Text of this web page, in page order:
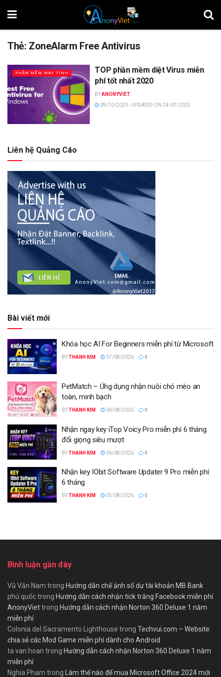
Thẻ: ZoneAlarm Free Antivirus
PHẦN MỀM MÁY TÍNH
TOP phần mềm diệt Virus miễn
phí tốt nhất 2020
BYANONYVIET
09/10/2020 - UPDATED ON 24/07/2025
Liên hệ Quảng Cáo
Bài viết mới
Khóa học AI For Beginners miễn phí từ Microsoft
BYTHANH KIM 07/08/2026 0
PetMatch – Ứng dụng nhận nuôi chó mèo an
toàn, minh bạch
BYTHANH KIM 06/08/2026 0
Nhận ngay key iTop Voicy Pro miễn phí 6 tháng
đổi giọng siêu mượt
BYTHANH KIM 06/08/2026 0
Nhận key IObit Software Updater 9 Pro miễn phí
6 tháng
BYTHANH KIM 05/08/2026 0
Bình luận gần đây
Vũ Văn Nam trong Hướng dẫn chế ảnh số dư tài khoản MB Bank
phú quốctrong Hướng dẫn cách nhận tick trắng Facebook miễn phí
AnonyViettrong Hướng dẫn cách nhận Norton 360 Deluxe 1 năm
miễn phí
Colonia del Sacramento Lighthouse trong Techvui.com – Website
chia sẻ các Mod Game miễn phí dành cho Android
ta van hoan trong Hướng dẫn cách nhận Norton 360 Deluxe 1 năm
miễn phí
Nghia Pham trong Làm thế nào để mua Microsoft Office 2024 mới